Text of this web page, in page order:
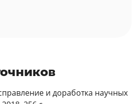
и доработка научных